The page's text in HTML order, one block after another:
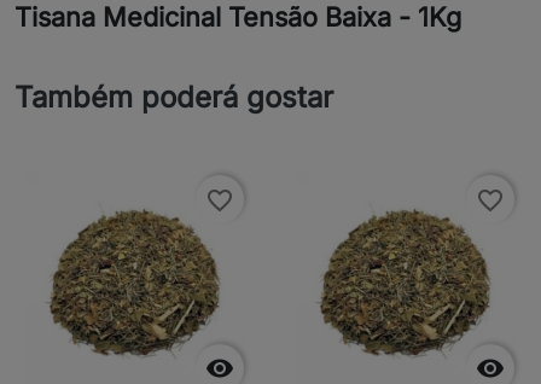
Tisana Medicinal Tensão Baixa - 1Kg
Também poderá gostar

favorite_border

favorite_border